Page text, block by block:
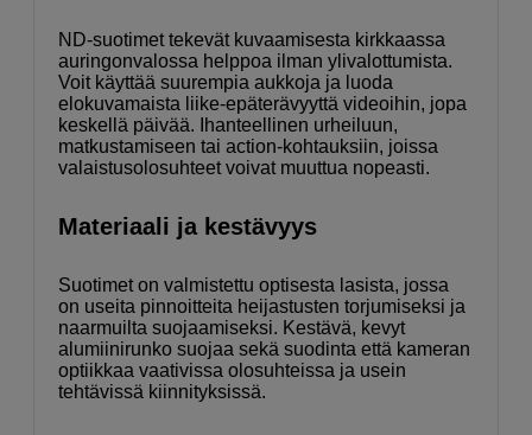
ND-suotimet tekevät kuvaamisesta kirkkaassa
auringonvalossa helppoa ilman ylivalottumista.
Voit käyttää suurempia aukkoja ja luoda
elokuvamaista liike-epäterävyyttä videoihin, jopa
keskellä päivää. Ihanteellinen urheiluun,
matkustamiseen tai action-kohtauksiin, joissa
valaistusolosuhteet voivat muuttua nopeasti.
Materiaali ja kestävyys
Suotimet on valmistettu optisesta lasista, jossa
on useita pinnoitteita heijastusten torjumiseksi ja
naarmuilta suojaamiseksi. Kestävä, kevyt
alumiinirunko suojaa sekä suodinta että kameran
optiikkaa vaativissa olosuhteissa ja usein
tehtävissä kiinnityksissä.